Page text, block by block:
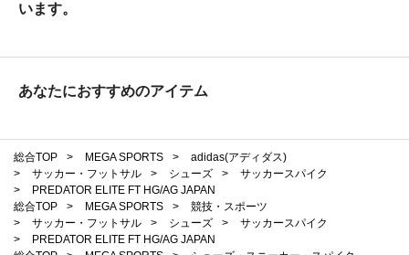
います。
あなたにおすすめのアイテム
総合TOP > MEGA SPORTS >
adidas(アディダス)
>
サッカー・フットサル > シューズ >
サッカースパイク
>
PREDATOR ELITE FT HG/AG JAPAN
総合TOP
> MEGA SPORTS >
競技・スポーツ
>
サッカー・フットサル > シューズ >
サッカースパイク
>
PREDATOR ELITE FT HG/AG JAPAN